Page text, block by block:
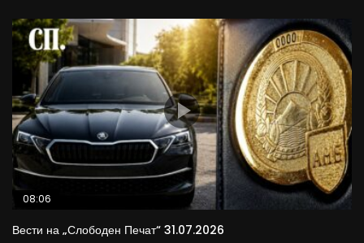
08:06
Вести на „Слободен Печат“ 31.07.2026